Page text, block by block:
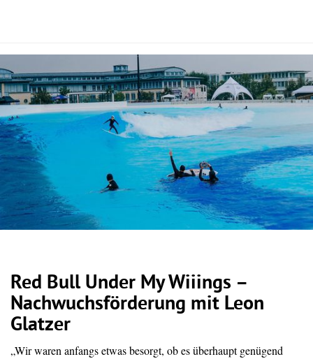
Red Bull Under My Wiiings –
Nachwuchsförderung mit Leon
Glatzer
„Wir waren anfangs etwas besorgt, ob es überhaupt genügend